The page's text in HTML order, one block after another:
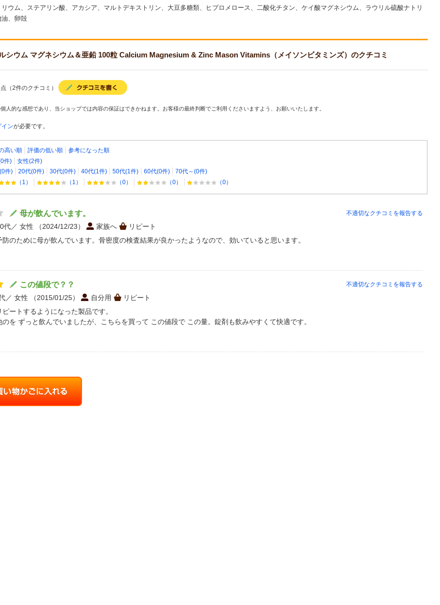
ウム、ステアリン酸、アカシア、マルトデキストリン、大豆多糖類、ヒプロメロース、二酸化チタン、ケイ酸マグネシウム、ラウリル硫酸ナトリ
、卵殻
シウム マグネシウム＆亜鉛 100粒 Calcium Magnesium & Zinc Mason Vitamins（メイソンビタミンズ）のクチコミ
（2件のクチコミ）
人的な感想であり、当ショップでは内容の保証はできかねます。お客様の最終判断でご利用くださいますよう、お願いいたします。
インが必要です。
高い順 評価の低い順
参考になった順
件)
女性(2件)
件)
20代(0件) 30代(0件) 40代(1件) 50代(1件) 60代(0件)
70代～(0件)
（1）
（1） （0） （0） （0）
母が飲んでいます。
代 女性 （2024/12/23） 家族へ
リピート
のために母が飲んでいます。骨密度の検査結果が良かったようなので、効いていると思います。
不適切なクチコミを報告する
この値段で？？
女性 （2015/01/25） 自分用
リピート
ートするようになった製品です。
を ずっと飲んでいましたが、こちらを買って この値段で この量。錠剤も飲みやすくて快適です。
不適切なクチコミを報告する